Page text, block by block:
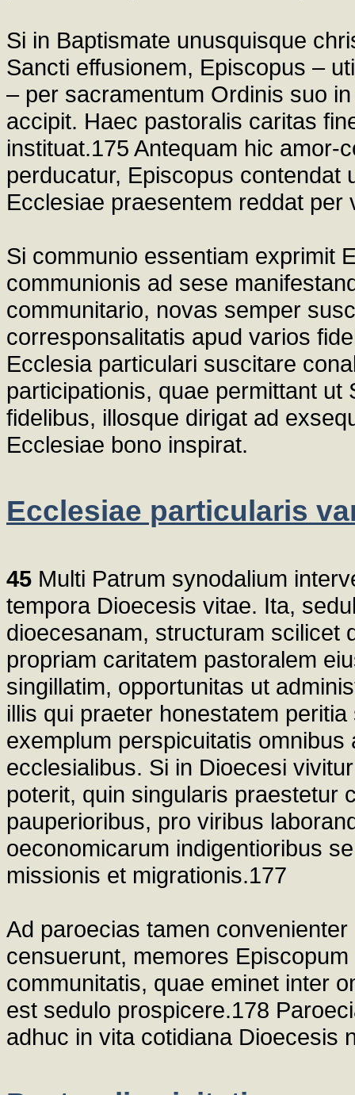
Si in Baptismate unusquisque
Sancti effusionem, Episcopus –
– per sacramentum Ordinis suo
accipit. Haec pastoralis caritas
instituat.175 Antequam hic amor-
perducatur, Episcopus contendat
Ecclesiae praesentem reddat per
Si communio essentiam exprimit
communionis ad sese
communitario, novas semper
corresponsalitatis apud varios
Ecclesia particulari suscitare
participationis, quae permittant
fidelibus, illosque dirigat ad
Ecclesiae bono inspirat.
Ecclesiae particularis
45 Multi Patrum synodalium
tempora Dioecesis vitae. Ita,
dioecesanam, structuram scilicet
propriam caritatem pastoralem
singillatim, opportunitas ut
illis qui praeter honestatem
exemplum perspicuitatis
ecclesialibus. Si in Dioecesi
poterit, quin singularis praestetur
pauperioribus, pro viribus
oeconomicarum indigentioribus
missionis et migrationis.177
Ad paroecias tamen
censuerunt, memores
communitatis, quae eminet inter
est sedulo prospicere.178
adhuc in vita cotidiana Dioecesis